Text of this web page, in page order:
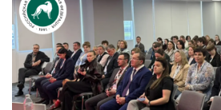
Larger
Image